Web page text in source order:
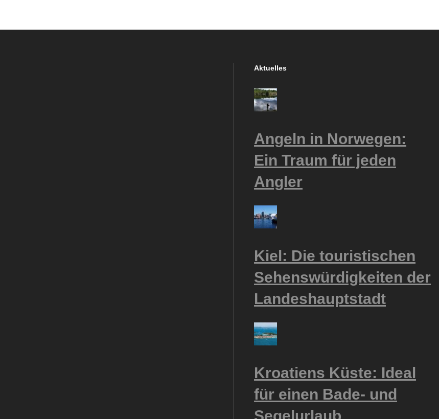
Aktuelles
Angeln in Norwegen:
Ein Traum für jeden
Angler
Kiel: Die touristischen
Sehenswürdigkeiten der
Landeshauptstadt
Kroatiens Küste: Ideal
für einen Bade- und